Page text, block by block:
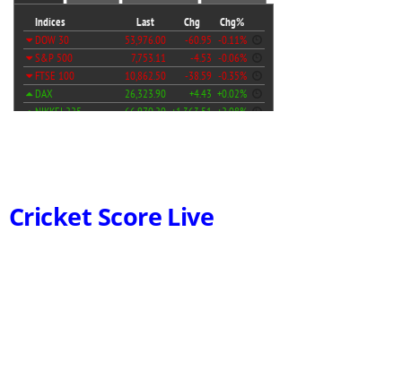
Cricket Score Live